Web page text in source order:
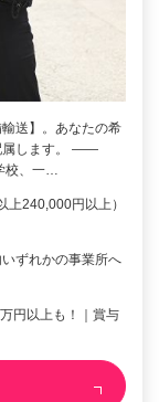
送】。あなたの希
属します。 ――
校、一…
240,000円以上）
ずれかの事業所へ
円以上も！｜賞与